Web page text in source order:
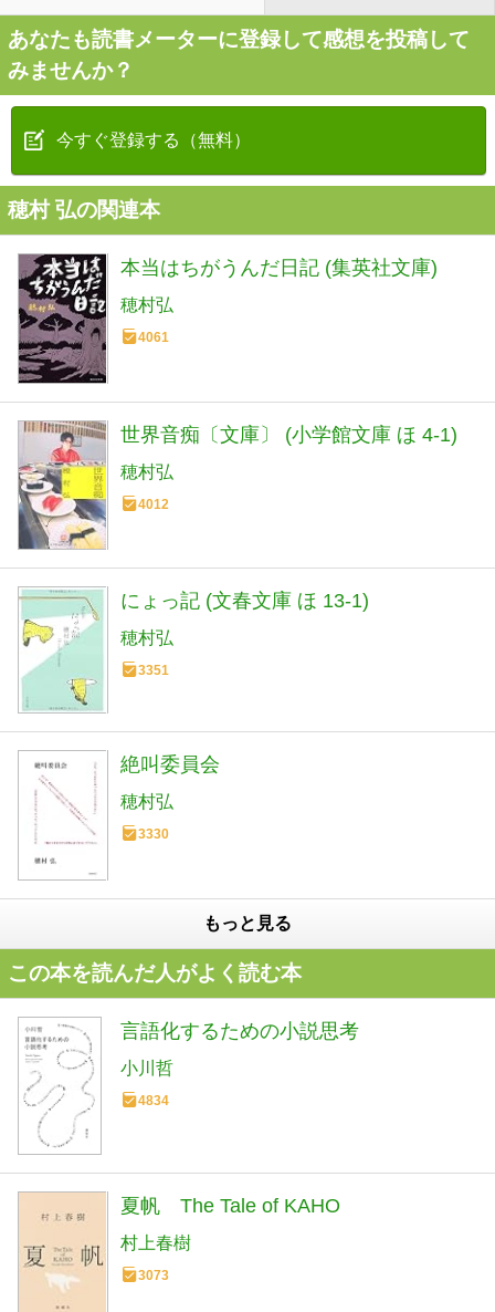
あなたも読書メーターに登録して感想を投稿して
みませんか？
今すぐ登録する（無料）
穂村 弘の関連本
本当はちがうんだ日記 (集英社文庫)
穂村弘
4061
世界音痴〔文庫〕 (小学館文庫 ほ 4-1)
穂村弘
4012
にょっ記 (文春文庫 ほ 13-1)
穂村弘
3351
絶叫委員会
穂村弘
3330
もっと見る
この本を読んだ人がよく読む本
言語化するための小説思考
小川哲
4834
夏帆 The Tale of KAHO
村上春樹
3073